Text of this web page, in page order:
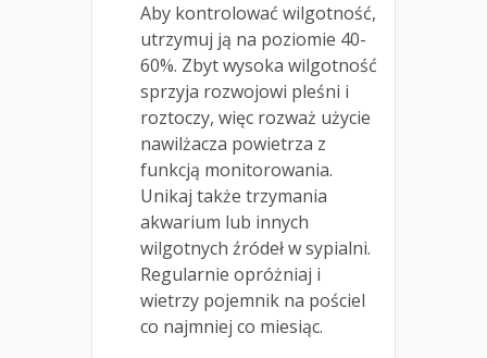
Aby kontrolować wilgotność,
utrzymuj ją na poziomie 40-
60%. Zbyt wysoka wilgotność
sprzyja rozwojowi pleśni i
roztoczy, więc rozważ użycie
nawilżacza powietrza z
funkcją monitorowania.
Unikaj także trzymania
akwarium lub innych
wilgotnych źródeł w sypialni.
Regularnie opróżniaj i
wietrzy pojemnik na pościel
co najmniej co miesiąc.